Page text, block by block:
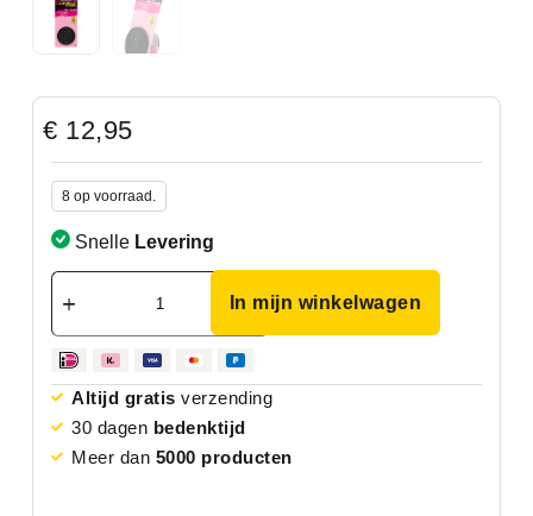
€ 12,95
8 op voorraad.
Snelle Levering
In mijn winkelwagen
Altijd gratis verzending
30 dagen bedenktijd
Meer dan 5000 producten